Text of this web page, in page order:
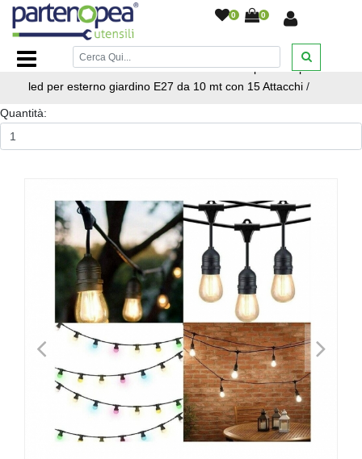
0 0
Home Page/ILLUMINAZIONE LED/ILLUMINAZIONE PER
FESTE DISCOTECHE ED EVENTI/Catena portalampade
led per esterno giardino E27 da 10 mt con 15 Attacchi /
Quantità:
< >